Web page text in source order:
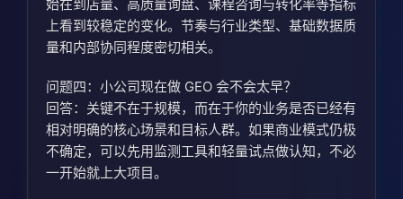
始在到店量、高质量询盘、课程咨询与转化率等指标
上看到较稳定的变化。节奏与行业类型、基础数据质
量和内部协同程度密切相关。
问题四：小公司现在做 GEO 会不会太早？
回答：关键不在于规模，而在于你的业务是否已经有
相对明确的核心场景和目标人群。如果商业模式仍极
不确定，可以先用监测工具和轻量试点做认知，不必
一开始就上大项目。